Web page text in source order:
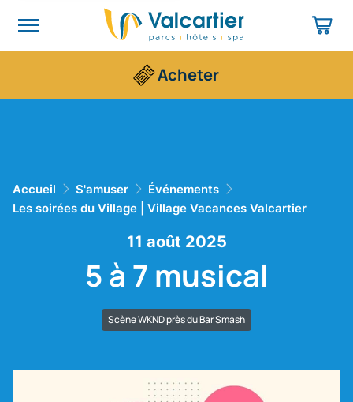
Acheter
Accueil S'amuser
Événements
Les soirées du Village | Village Vacances Valcartier
11 août 2025
5 à 7 musical
Scène WKND près du Bar Smash